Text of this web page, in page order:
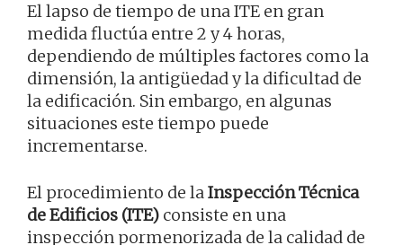
El lapso de tiempo de una ITE en gran
medida fluctúa entre 2 y 4 horas,
dependiendo de múltiples factores como la
dimensión, la antigüedad y la dificultad de
la edificación. Sin embargo, en algunas
situaciones este tiempo puede
incrementarse.
El procedimiento de laInspección Técnica
de Edificios (ITE) consiste en una
inspección pormenorizada de la calidad de